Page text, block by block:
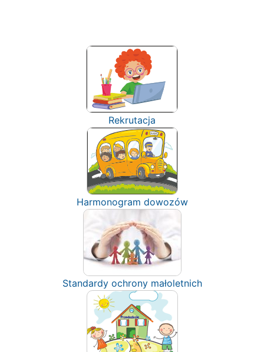
Rekrutacja
Harmonogram dowozów
Standardy ochrony małoletnich